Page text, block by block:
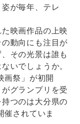
が毎年、テレ
映画作品の上映
動向にも注目が
その光景は誰も
いでしょうか。
祭」が初開
グランプリを受
つのは大分県の
催されていま